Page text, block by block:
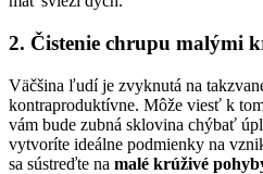
2. Čistenie chrupu malými
Väčšina ľudí je zvyknutá na
kontraproduktívne. Môže viesť k
vám bude zubná sklovina chýbať
vytvoríte ideálne podmienky na
sa sústreďte na malé krúživé